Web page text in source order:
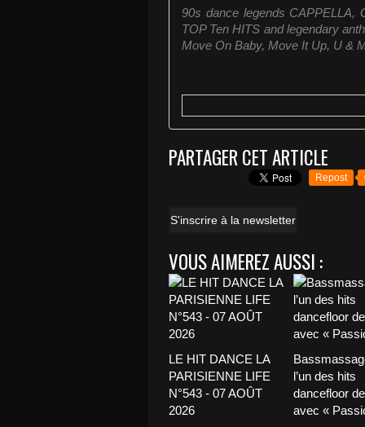
90s dance legends CAPPELLA,
TOP Ten HITS and legendary
Move On Baby, Move It Up, U &
PARTAGER CET ARTICLE
Repost
S'inscrire à la newsletter
VOUS AIMEREZ AUSSI :
LE HIT DANCE LA
PARISIENNE LIFE
N°543 - 07 AOÛT
2026
l’un des hits
dancefloor de
avec «